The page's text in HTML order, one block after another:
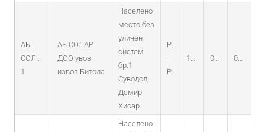
АБ
СОЛАР
1
АБ СОЛАР
ДОО увоз-
извоз Битола
Населено
место без
уличен
систем
бр.1
Суводол,
Демир
Хисар
PO
-
PV
11.04.2013 04.04.2013 04.04.2028
Населено